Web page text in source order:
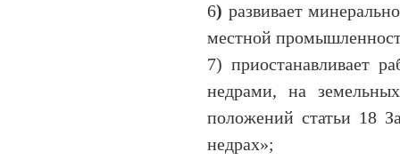
6) развивает
местной
7) приостанавливает
недрами, на
положений статьи 18
недрах»;